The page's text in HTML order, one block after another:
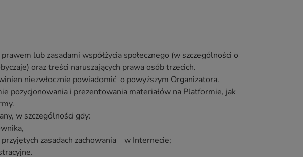
lub zasadami współżycia społecznego (w szczególności o
oraz treści naruszających prawa osób trzecich.
niezwłocznie powiadomić o powyższym Organizatora.
pozycjonowania i prezentowania materiałów na Platformie, jak
w szczególności gdy:
zasadach zachowania w Internecie;